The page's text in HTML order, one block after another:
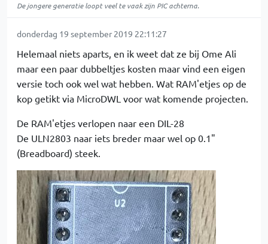
De jongere generatie loopt veel te vaak zijn PIC achterna.
donderdag 19 september 2019 22:11:27
Helemaal niets aparts, en ik weet dat ze bij Ome Ali
maar een paar dubbeltjes kosten maar vind een eigen
versie toch ook wel wat hebben. Wat RAM'etjes op de
kop getikt via MicroDWL voor wat komende projecten.
De RAM'etjes verlopen naar een DIL-28
De ULN2803 naar iets breder maar wel op 0.1"
(Breadboard) steek.